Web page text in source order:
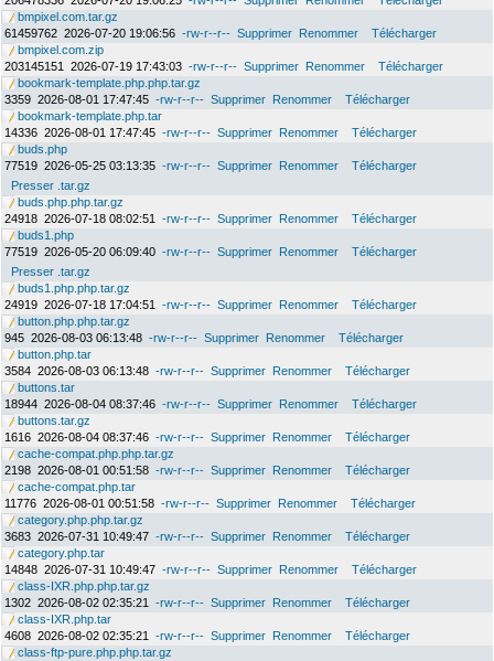
bmpixel.com.tar.gz
61459762 2026-07-20 19:06:56 -rw-r--r-- Supprimer Renommer
Télécharger
bmpixel.com.zip
203145151
2026-07-19 17:43:03 -rw-r--r-- Supprimer Renommer
Télécharger
bookmark-template.php.php.tar.gz
3359 2026-08-01 17:47:45 -rw-r--r-- Supprimer Renommer
Télécharger
bookmark-template.php.tar
14336 2026-08-01 17:47:45 -rw-r--r-- Supprimer Renommer
Télécharger
buds.php
77519 2026-05-25 03:13:35 -rw-r--r-- Supprimer Renommer
Télécharger
Presser .tar.gz
buds.php.php.tar.gz
24918 2026-07-18 08:02:51 -rw-r--r-- Supprimer Renommer
Télécharger
buds1.php
77519 2026-05-20 06:09:40 -rw-r--r-- Supprimer Renommer
Télécharger
Presser .tar.gz
buds1.php.php.tar.gz
24919 2026-07-18 17:04:51 -rw-r--r-- Supprimer Renommer
Télécharger
button.php.php.tar.gz
945 2026-08-03 06:13:48 -rw-r--r-- Supprimer Renommer
Télécharger
button.php.tar
3584 2026-08-03 06:13:48 -rw-r--r-- Supprimer Renommer
Télécharger
buttons.tar
18944 2026-08-04 08:37:46 -rw-r--r-- Supprimer Renommer
Télécharger
buttons.tar.gz
1616 2026-08-04 08:37:46 -rw-r--r-- Supprimer Renommer
Télécharger
cache-compat.php.php.tar.gz
2198 2026-08-01 00:51:58 -rw-r--r-- Supprimer Renommer
Télécharger
cache-compat.php.tar
11776 2026-08-01 00:51:58 -rw-r--r-- Supprimer Renommer
Télécharger
category.php.php.tar.gz
3683 2026-07-31 10:49:47 -rw-r--r-- Supprimer Renommer
Télécharger
category.php.tar
14848 2026-07-31 10:49:47 -rw-r--r-- Supprimer Renommer
Télécharger
class-IXR.php.php.tar.gz
1302 2026-08-02 02:35:21 -rw-r--r-- Supprimer Renommer
Télécharger
class-IXR.php.tar
4608 2026-08-02 02:35:21 -rw-r--r-- Supprimer Renommer
Télécharger
class-ftp-pure.php.php.tar.gz